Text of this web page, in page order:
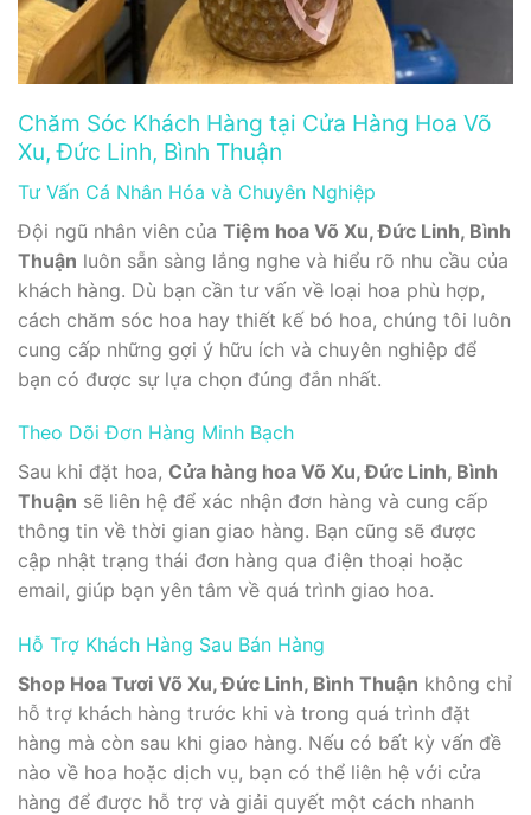
Chăm Sóc Khách Hàng tại Cửa Hàng Hoa Võ
Xu, Đức Linh, Bình Thuận
Tư Vấn Cá Nhân Hóa và Chuyên Nghiệp
Đội ngũ nhân viên của Tiệm hoa Võ Xu, Đức Linh, Bình
Thuận luôn sẵn sàng lắng nghe và hiểu rõ nhu cầu của
khách hàng. Dù bạn cần tư vấn về loại hoa phù hợp,
cách chăm sóc hoa hay thiết kế bó hoa, chúng tôi luôn
cung cấp những gợi ý hữu ích và chuyên nghiệp để
bạn có được sự lựa chọn đúng đắn nhất.
Theo Dõi Đơn Hàng Minh Bạch
Sau khi đặt hoa, Cửa hàng hoa Võ Xu, Đức Linh, Bình
Thuận sẽ liên hệ để xác nhận đơn hàng và cung cấp
thông tin về thời gian giao hàng. Bạn cũng sẽ được
cập nhật trạng thái đơn hàng qua điện thoại hoặc
email, giúp bạn yên tâm về quá trình giao hoa.
Hỗ Trợ Khách Hàng Sau Bán Hàng
Shop Hoa Tươi Võ Xu, Đức Linh, Bình Thuận không chỉ
hỗ trợ khách hàng trước khi và trong quá trình đặt
hàng mà còn sau khi giao hàng. Nếu có bất kỳ vấn đề
nào về hoa hoặc dịch vụ, bạn có thể liên hệ với cửa
hàng để được hỗ trợ và giải quyết một cách nhanh